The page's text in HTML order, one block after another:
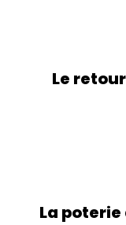
Le
La